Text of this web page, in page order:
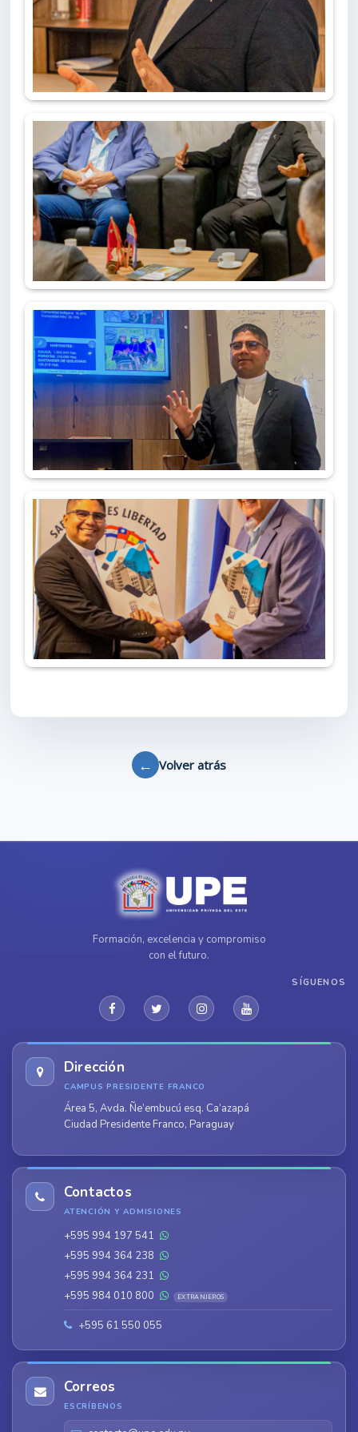
← Volver atrás
Formación, excelencia y compromiso
con el futuro.
SÍGUENOS
Dirección
CAMPUS PRESIDENTE FRANCO
Área 5, Avda. Ñe’embucú esq. Ca’azapá
Ciudad Presidente Franco, Paraguay
Contactos
ATENCIÓN Y ADMISIONES
+595 994 197 541
+595 994 364 238
+595 994 364 231
+595 984 010 800
EXTRANJEROS
+595 61 550 055
Correos
ESCRÍBENOS